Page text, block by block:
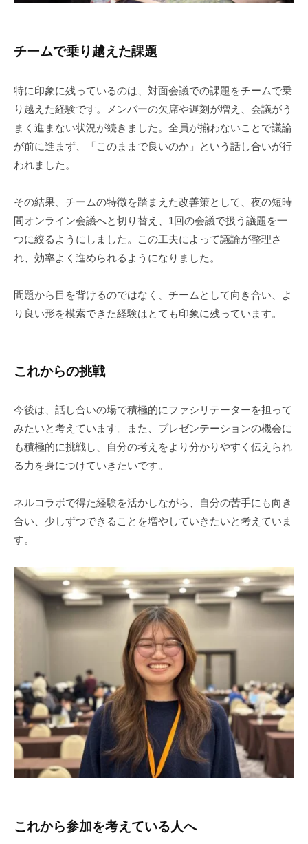
チームで乗り越えた課題
特に印象に残っているのは、対面会議での課題をチームで乗
り越えた経験です。メンバーの欠席や遅刻が増え、会議がう
まく進まない状況が続きました。全員が揃わないことで議論
が前に進まず、「このままで良いのか」という話し合いが行
われました。
その結果、チームの特徴を踏まえた改善策として、夜の短時
間オンライン会議へと切り替え、1回の会議で扱う議題を一
つに絞るようにしました。この工夫によって議論が整理さ
れ、効率よく進められるようになりました。
問題から目を背けるのではなく、チームとして向き合い、よ
り良い形を模索できた経験はとても印象に残っています。
これからの挑戦
今後は、話し合いの場で積極的にファシリテーターを担って
みたいと考えています。また、プレゼンテーションの機会に
も積極的に挑戦し、自分の考えをより分かりやすく伝えられ
る力を身につけていきたいです。
ネルコラボで得た経験を活かしながら、自分の苦手にも向き
合い、少しずつできることを増やしていきたいと考えていま
す。
これから参加を考えている人へ